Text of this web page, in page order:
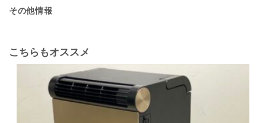
その他情報
こちらもオススメ